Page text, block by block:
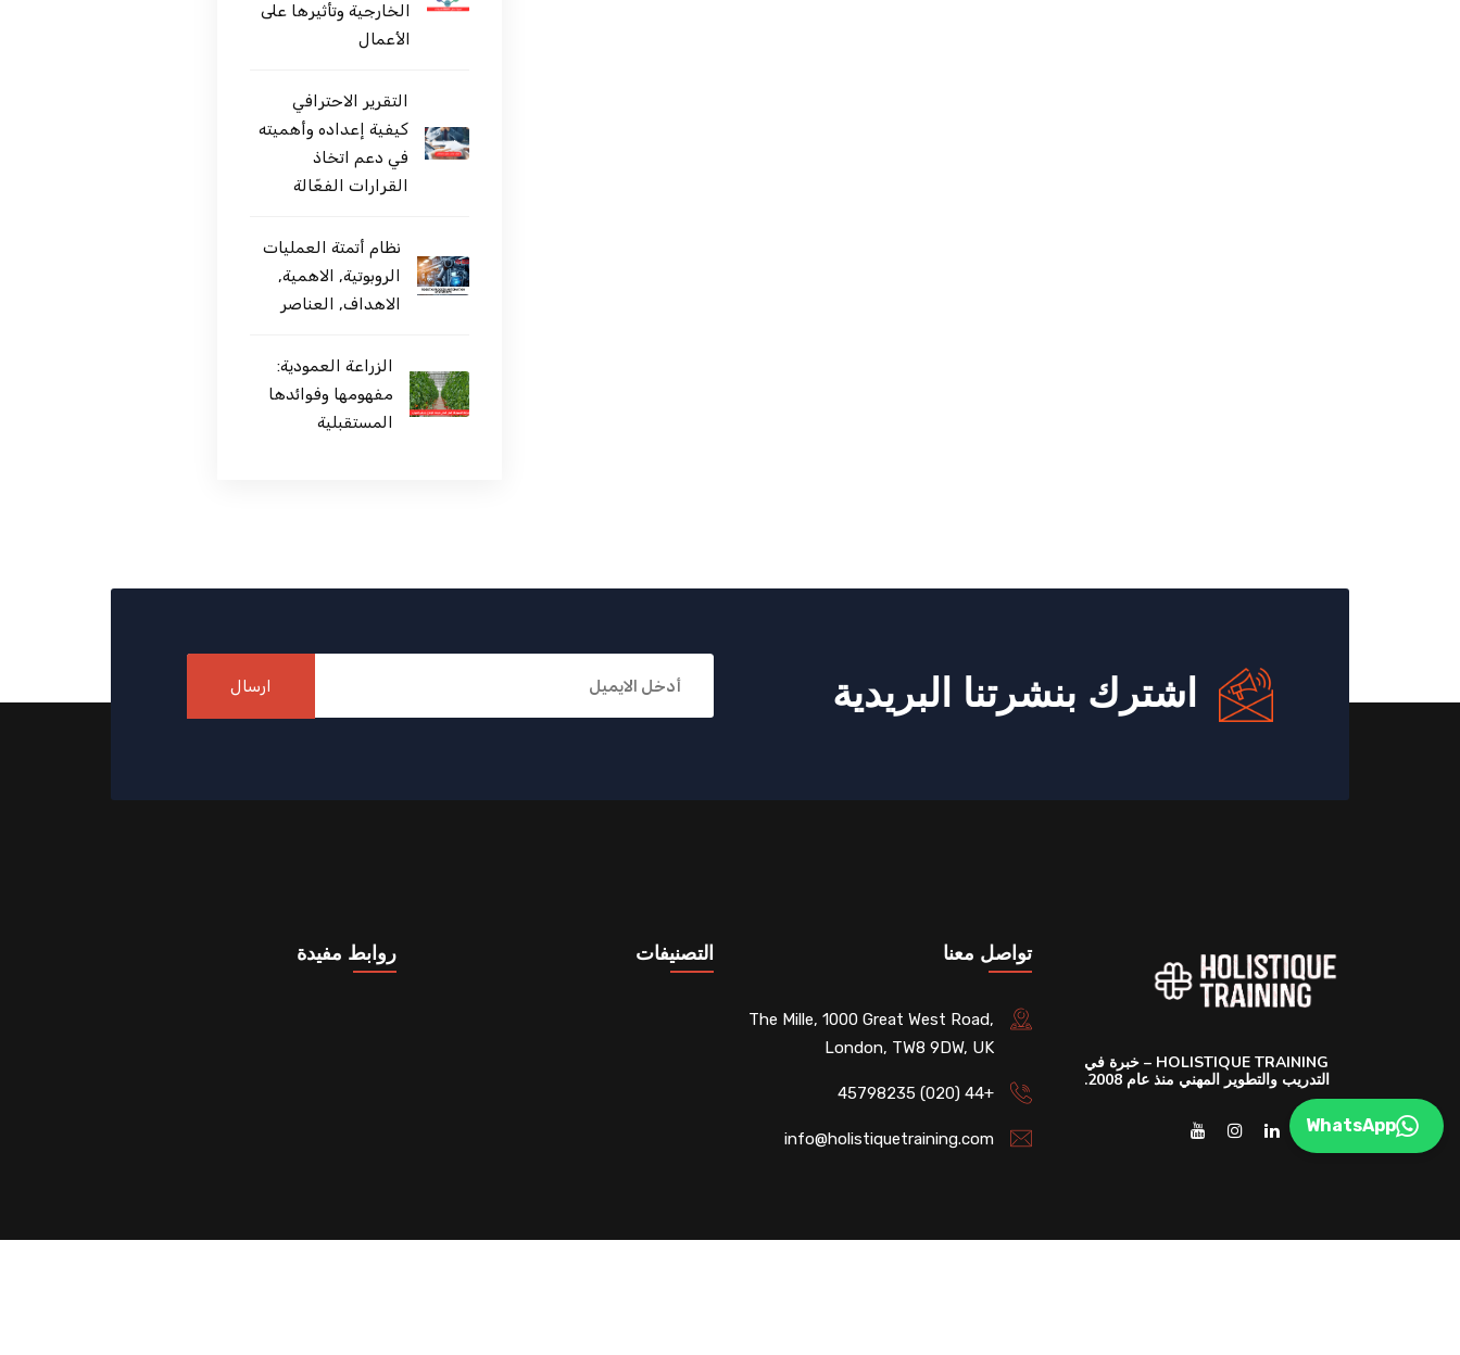
الخارجية وتأثيرها على
الأعمال
التقرير الاحترافي
كيفية إعداده وأهميته
في دعم اتخاذ
القرارات الفعّالة
نظام أتمتة العمليات
الروبوتية, الاهمية,
الاهداف, العناصر
الزراعة العمودية:
مفهومها وفوائدها
المستقبلية
اشترك بنشرتنا البريدية ارسال
HOLISTIQUE TRAINING – خبرة في
التدريب والتطوير المهني منذ عام 2008.
تواصل معنا
The Mille, 1000 Great West Road,
London, TW8 9DW, UK
+44 (020) 45798235
info@holistiquetraining.com
التصنيفات روابط مفيدة
WhatsApp